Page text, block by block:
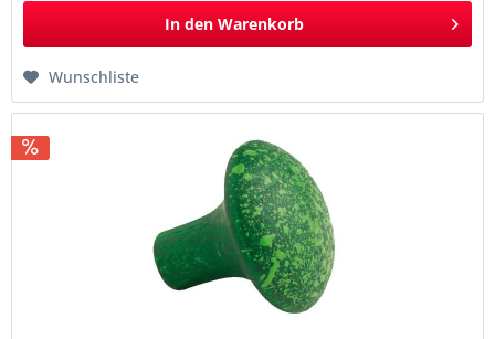
In den Warenkorb
Wunschliste